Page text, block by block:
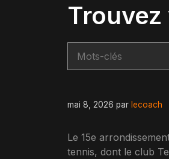
mai 8, 2026 par lecoach
Le 15e
tennis, dont le club